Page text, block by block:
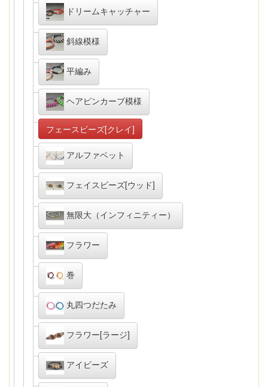
ドリームキャッチャー
斜線模様
平編み
ヘアピンカーブ模様
フェースビーズ[クレイ]
アルファベット
フェイスビーズ[ウッド]
無限大（インフィニティー）
フラワー
巻
丸四つだたみ
フラワー[ラージ]
アイビーズ